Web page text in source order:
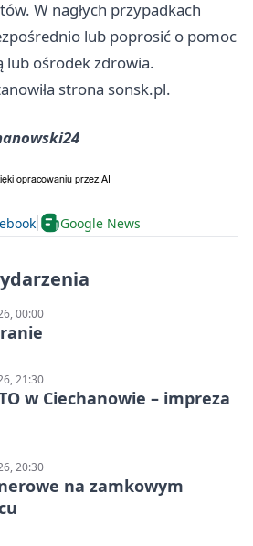
W nagłych przypadkach
lub poprosić o pomoc
lub ośrodek zdrowia.
strona sonsk.pl.
Google News
00:00
21:30
w Ciechanowie – impreza
20:30
na zamkowym